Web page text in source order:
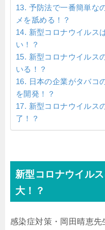
予防法で一番簡単な
メを舐める！？
新型コロナウイルス
い！？
新型コロナウイルス
いる！？
日本の企業がタバコ
を開発！？
新型コロナウイルス
了！？
新型コロナウイル
大！？
感染症対策・岡田晴恵